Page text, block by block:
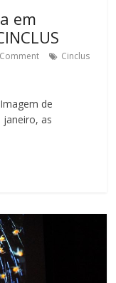
em
Cinclus
de
as